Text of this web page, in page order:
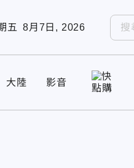
五 8月7日, 2026
大陸 影音